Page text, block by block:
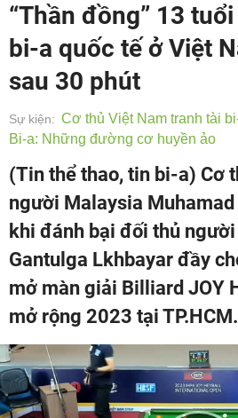
“Thần đồng” 13
bi-a quốc tế ở Việt
sau 30 phút
Sự kiện: Cơ thủ Việt Nam tranh tài
Bi-a: Những đường cơ huyền ảo
(Tin thể thao, tin bi-a) Cơ
người Malaysia
khi đánh bại đối thủ
Gantulga Lkhbayar đầy
mở màn giải Billiard JOY
mở rộng 2023 tại TP.HCM.